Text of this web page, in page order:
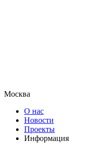
Москва
О нас
Новости
Проекты
Информация